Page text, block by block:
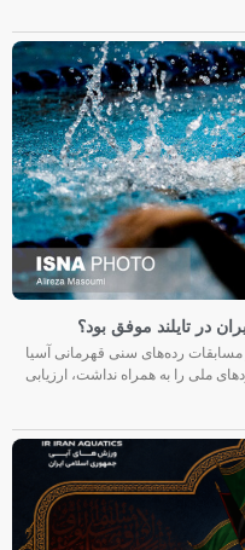
در تایلند موفق بود؟
رده‌های سنی قهرمانی آسیا
ملی را به همراه نداشت، ارزیابی